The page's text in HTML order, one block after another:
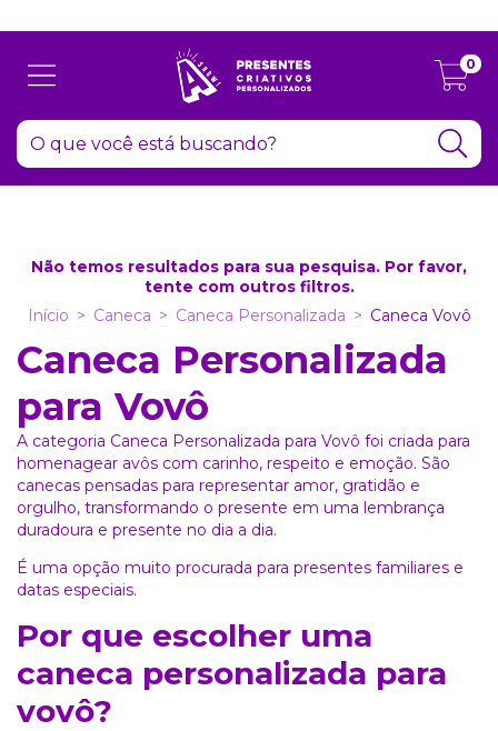
0
Não temos resultados para sua pesquisa. Por favor,
tente com outros filtros.
Início > Caneca > Caneca Personalizada > Caneca Vovô
Caneca Personalizada
para Vovô
A categoria Caneca Personalizada para Vovô foi criada para
homenagear avôs com carinho, respeito e emoção. São
canecas pensadas para representar amor, gratidão e
orgulho, transformando o presente em uma lembrança
duradoura e presente no dia a dia.
É uma opção muito procurada para presentes familiares e
datas especiais.
Por que escolher uma
caneca personalizada para
vovô?